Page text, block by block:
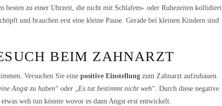
zu einer Uhrzeit, die nicht mit Schlafens- oder Ruhezeiten kollidiert.
und brauchen erst eine kleine Pause. Gerade bei kleinen Kindern sind
BEIM ZAHNARZT
Versuchen Sie eine positive Einstellung zum Zahnarzt aufzubauen.
Angst zu haben“ oder „Es tut bestimmt nicht weh“. Durch diese negative
weh tun könnte wovor es dann Angst erst entwickelt.